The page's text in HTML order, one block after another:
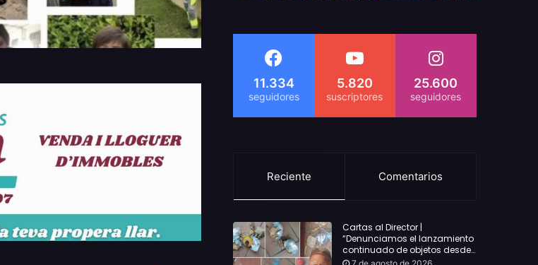
11.334 5.820 25.600
Reciente Comentarios
Cartas al Director |
“Denunciamos el lanzamiento
continuado de objetos desde
alojamientos turísticos a